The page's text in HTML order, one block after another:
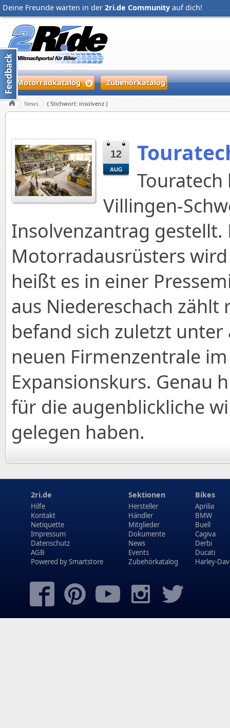
Deine Freunde warten in der 2ri.de Community auf dich!
Motorradkatalog Zubehörkatalog
News { Stichwort: insolvenz }
12
AUG
Villingen-
Insolvenzantrag gestellt.
Motorradausrüsters
heißt es in einer
aus Niedereschach
befand sich zuletzt
neuen Firmenzentrale
Expansionskurs. Genau
für die augenblickliche
gelegen haben.
2ri.de
Hilfe
Kontakt
Netiquette
Impressum
Datenschutz
AGB
Powered bySmartstore
Sektionen
Hersteller
Händler
Mitglieder
Dokumente
News
Events
Zubehörkatalog
Bikes
Aprilia
BMW
Buell
Cagiva
Derbi
Ducati
Harley-